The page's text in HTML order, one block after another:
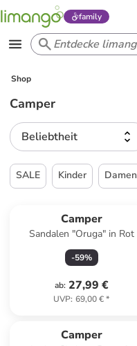
family
Shop
Camper
Beliebtheit
SALE Kinder Damen
Camper
Sandalen "Oruga" in Rot
-59%
ab: 27,99 €
UVP: 69,00 €*
Camper